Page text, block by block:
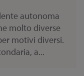
autonoma
molto diverse
motivi diversi.
a...